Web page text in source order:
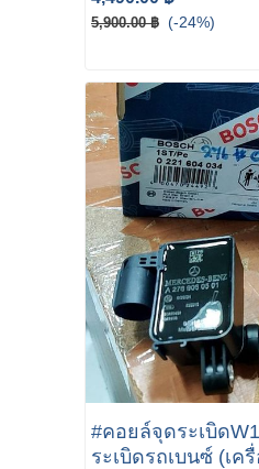
สายพาน
5,900.00 ฿ (-24%)
#คอยล์จุดระเบิด
ระเบิดรถเบนซ์ (เครื่อง M270 M274)